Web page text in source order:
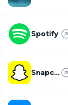
Spotify
Snapchat